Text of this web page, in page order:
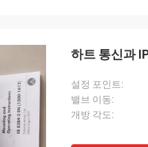
하트 통신과
설정 포인트:
밸브 이동:
개방 각도: